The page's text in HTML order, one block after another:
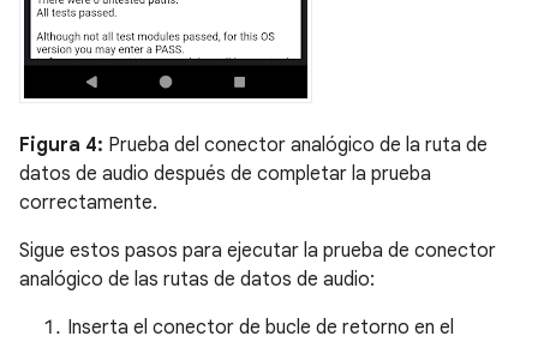
Figura 4: Prueba del conector analógico de la ruta de
datos de audio después de completar la prueba
correctamente.
Sigue estos pasos para ejecutar la prueba de conector
analógico de las rutas de datos de audio:
Inserta el conector de bucle de retorno en el